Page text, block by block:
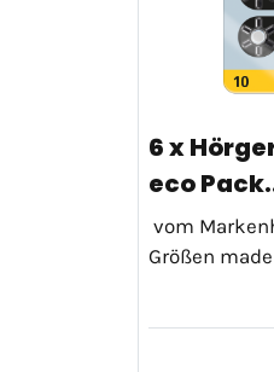
6 x
eco
vom
Größen